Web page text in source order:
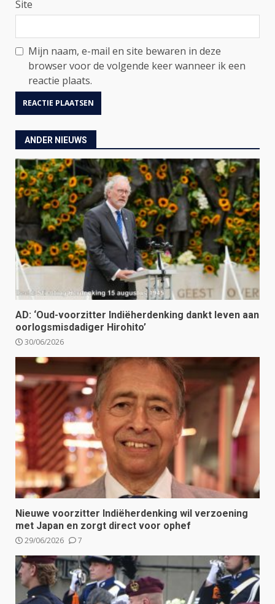
Site
Mijn naam, e-mail en site bewaren in deze
browser voor de volgende keer wanneer ik een
reactie plaats.
ANDER NIEUWS
AD: ‘Oud-voorzitter Indiëherdenking dankt leven aan
oorlogsmisdadiger Hirohito’
30/06/2026
Nieuwe voorzitter Indiëherdenking wil verzoening
met Japan en zorgt direct voor ophef
29/06/2026 7